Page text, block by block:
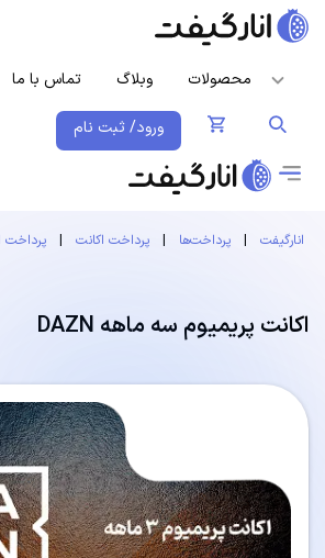
محصولات وبلاگ تماس با ما
ورود/ ثبت نام
انارگیفت | پرداخت‌ها | پرداخت اکانت | پرداخت
اکانت پریمیوم سه ماهه DAZN